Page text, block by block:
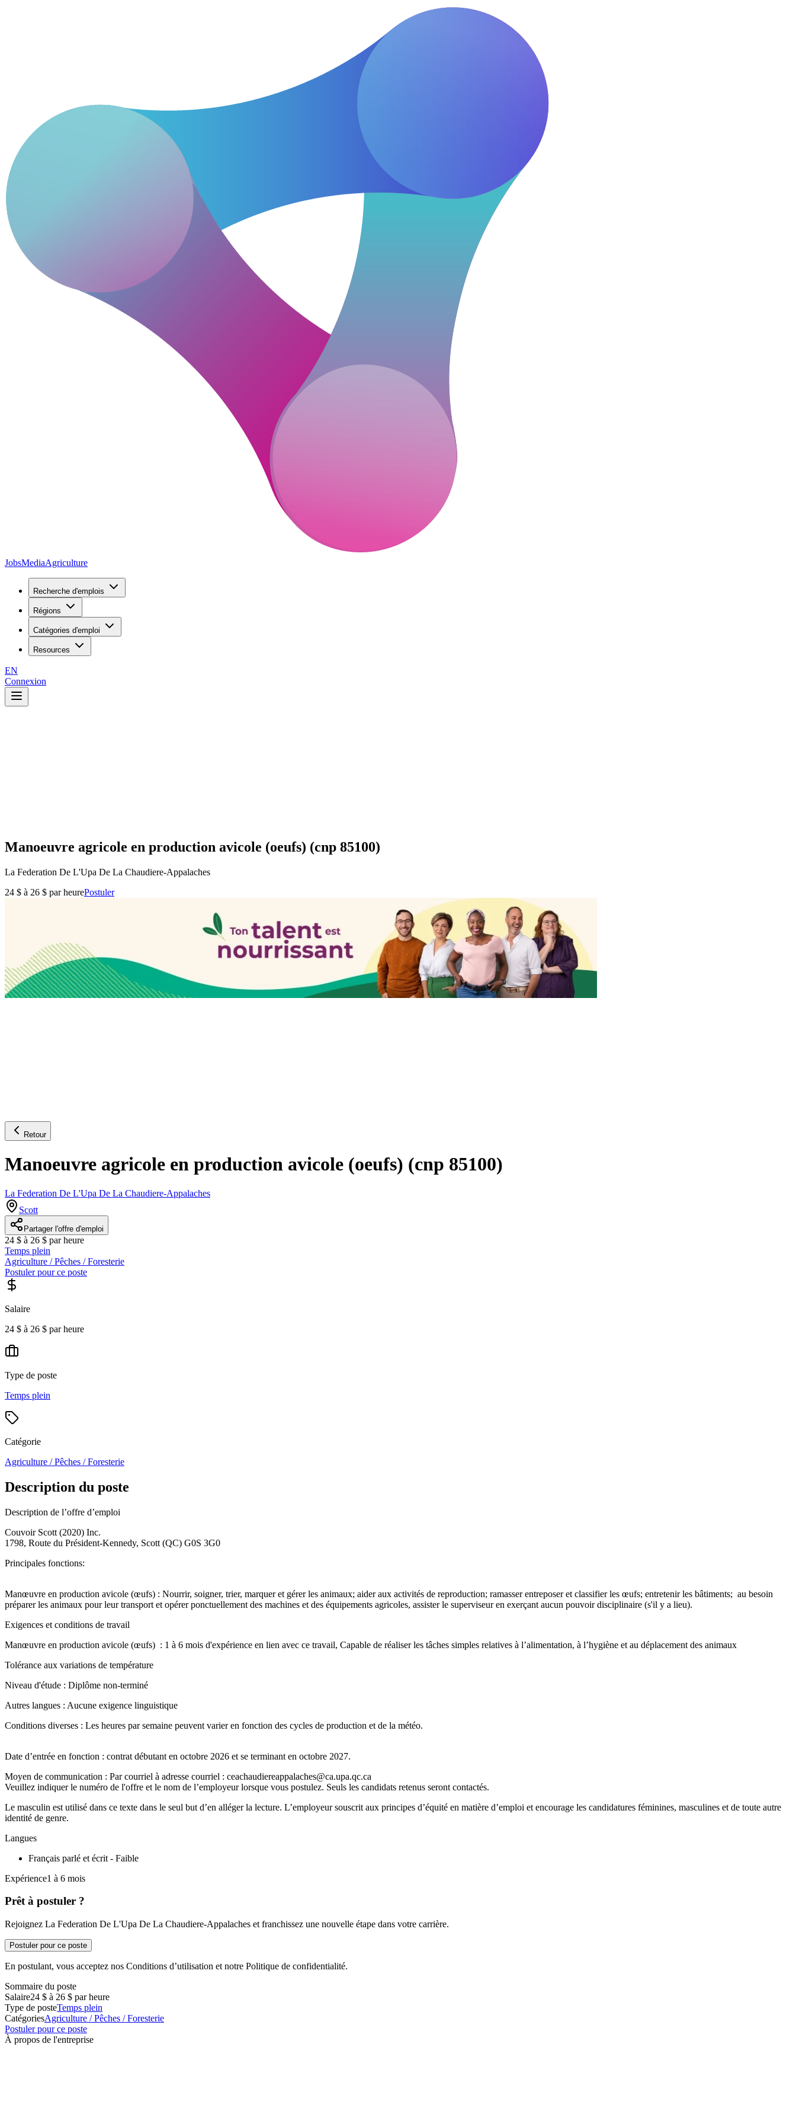
JobsMediaAgriculture
Recherche d'emplois
Régions
Catégories d'emploi
Resources
EN
Connexion
Manoeuvre agricole en production avicole (oeufs) (cnp 85100)
La Federation De L'Upa De La Chaudiere-Appalaches
24 $ à 26 $ par heurePostuler
Retour
Manoeuvre agricole en production avicole (oeufs) (cnp 85100)
La Federation De L'Upa De La Chaudiere-Appalaches
Scott
Partager l'offre d'emploi
24 $ à 26 $ par heure
Temps plein
Agriculture / Pêches / Foresterie
Postuler pour ce poste
Salaire
24 $ à 26 $ par heure
Type de poste
Temps plein
Catégorie
Agriculture / Pêches / Foresterie
Description du poste
Description de l’offre d’emploi
Couvoir Scott (2020) Inc.
1798, Route du Président-Kennedy, Scott (QC) G0S 3G0
Principales fonctions:
Manœuvre en production avicole (œufs) : Nourrir, soigner, trier, marquer et gérer les animaux; aider aux activités de reproduction; ramasser entreposer et classifier les œufs; entretenir les bâtiments; au besoin
préparer les animaux pour leur transport et opérer ponctuellement des machines et des équipements agricoles, assister le superviseur en exerçant aucun pouvoir disciplinaire (s'il y a lieu).
Exigences et conditions de travail
Manœuvre en production avicole (œufs) : 1 à 6 mois d'expérience en lien avec ce travail, Capable de réaliser les tâches simples relatives à l’alimentation, à l’hygiène et au déplacement des animaux
Tolérance aux variations de température
Niveau d'étude : Diplôme non-terminé
Autres langues : Aucune exigence linguistique
Conditions diverses : Les heures par semaine peuvent varier en fonction des cycles de production et de la météo.
Date d’entrée en fonction : contrat débutant en octobre 2026 et se terminant en octobre 2027.
Moyen de communication : Par courriel à adresse courriel : ceachaudiereappalaches@ca.upa.qc.ca
Veuillez indiquer le numéro de l'offre et le nom de l’employeur lorsque vous postulez. Seuls les candidats retenus seront contactés.
Le masculin est utilisé dans ce texte dans le seul but d’en alléger la lecture. L’employeur souscrit aux principes d’équité en matière d’emploi et encourage les candidatures féminines, masculines et de toute autre
identité de genre.
Langues
Français parlé et écrit - Faible
Expérience1 à 6 mois
Prêt à postuler ?
Rejoignez La Federation De L'Upa De La Chaudiere-Appalaches et franchissez une nouvelle étape dans votre carrière.
Postuler pour ce poste
En postulant, vous acceptez nos Conditions d’utilisation et notre Politique de confidentialité.
Sommaire du poste
Salaire24 $ à 26 $ par heure
Type de posteTemps plein
CatégoriesAgriculture / Pêches / Foresterie
Postuler pour ce poste
À propos de l'entreprise